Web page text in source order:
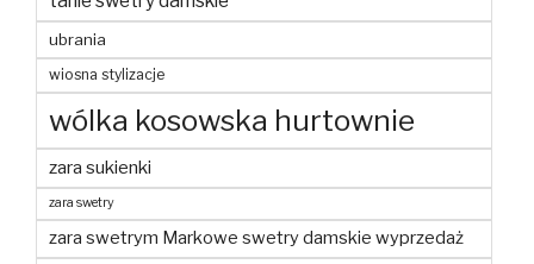
ubrania
wiosna stylizacje
wólka kosowska hurtownie
zara sukienki
zara swetry
zara swetrym Markowe swetry damskie wyprzedaż